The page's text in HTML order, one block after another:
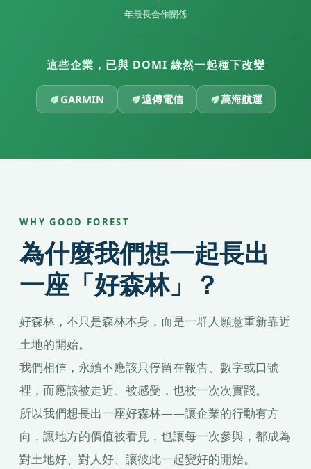
年最長合作關係
這些企業，已與 DOMI 綠然一起種下改變
GARMIN 遠傳電信 萬海航運
WHY GOOD FOREST
為什麼我們想一起長出
一座「好森林」？
好森林，不只是森林本身，而是一群人願意重新靠近
土地的開始。
我們相信，永續不應該只停留在報告、數字或口號
裡，而應該被走近、被感受，也被一次次實踐。
所以我們想長出一座好森林——讓企業的行動有方
向，讓地方的價值被看見，也讓每一次參與，都成為
對土地好、對人好、讓彼此一起變好的開始。